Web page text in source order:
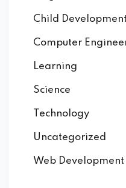
Child Development
Computer
Learning
Science
Technology
Uncategorized
Web Development